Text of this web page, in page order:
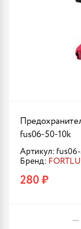
fus06-50-10k
Артикул:
Бренд:
280 ₽